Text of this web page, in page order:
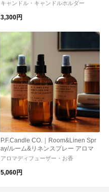
キャンドル・キャンドルホルダー
3,300円
P.F.Candle CO.｜Room&Linen Spr
ay/ルーム&リネンスプレー アロマ
アロマディフューザー・お香
5,060円